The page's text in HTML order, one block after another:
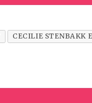
CECILIE STENBAKK